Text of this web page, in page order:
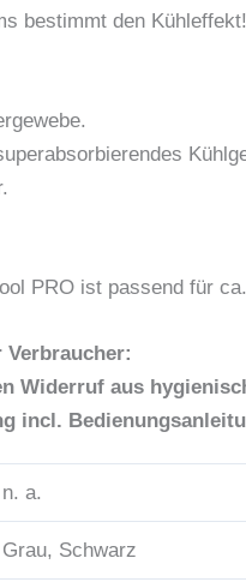
bestimmt den Kühleffekt!
PRO ist passend für
Widerruf aus
incl.
n. a.
Grau, Schwarz